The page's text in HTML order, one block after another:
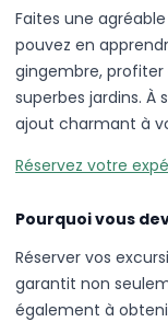
Faites une
pouvez en
gingembre,
superbes jardins. À
ajout charmant à
Réservez votre
Pourquoi vous
Réserver vos
garantit non
également à